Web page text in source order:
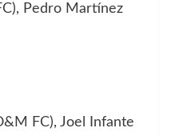
Pedro Martínez
FC), Joel Infante